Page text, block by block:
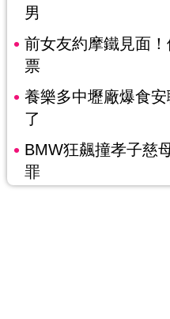
男
前女友約摩鐵見面
票
養樂多中壢廠爆食
了
BMW狂飆撞孝子慈
罪